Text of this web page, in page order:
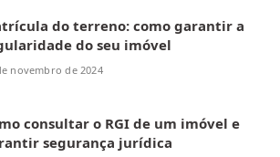
do terreno: como garantir a
do seu imóvel
novembro de 2024
consultar o RGI de um imóvel e
segurança jurídica